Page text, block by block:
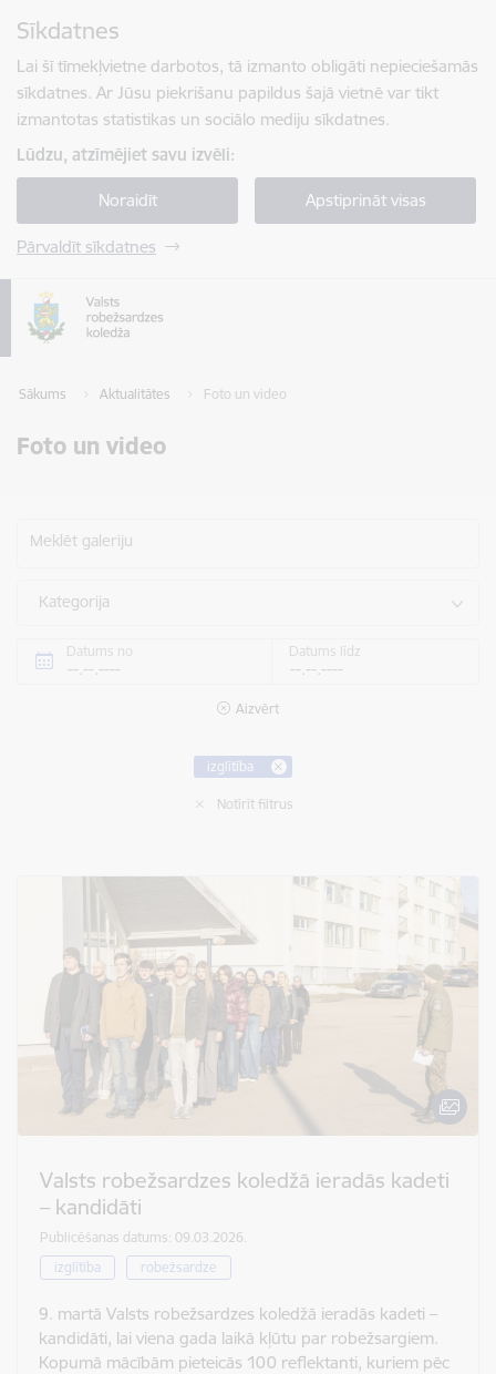
Sīkdatnes
Lai šī tīmekļvietne darbotos, tā izmanto obligāti nepieciešamās
sīkdatnes. Ar Jūsu piekrišanu papildus šajā vietnē var tikt
izmantotas statistikas un sociālo mediju sīkdatnes.
Lūdzu, atzīmējiet savu izvēli:
Noraidīt Apstiprināt visas
Pārvaldīt sīkdatnes
Sākums Aktualitātes Foto un video
Foto un video
Meklēt galeriju
Kategorija
Datums no Datums līdz
Aizvērt
izglītība
Notīrīt filtrus
Valsts robežsardzes koledžā ieradās kadeti
– kandidāti
Publicēšanas datums: 09.03.2026.
izglītība
robežsardze
9. martā Valsts robežsardzes koledžā ieradās kadeti –
kandidāti, lai viena gada laikā kļūtu par robežsargiem.
Kopumā mācībām pieteicās 100 reflektanti, kuriem pēc